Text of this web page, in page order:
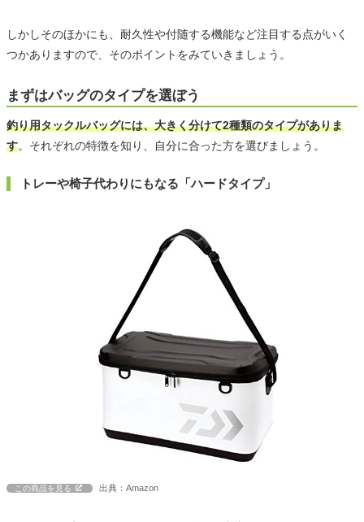
しかしそのほかにも、耐久性や付随する機能など注目する点がいく
つかありますので、そのポイントをみていきましょう。
まずはバッグのタイプを選ぼう
釣り用タックルバッグには、大きく分けて2種類のタイプがありま
す。それぞれの特徴を知り、自分に合った方を選びましょう。
トレーや椅子代わりにもなる「ハードタイプ」
この商品を見る 出典：Amazon